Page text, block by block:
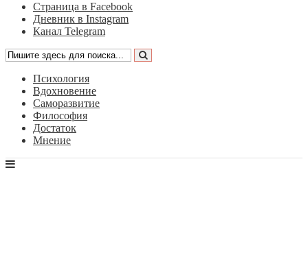
Страница в Facebook
Дневник в Instagram
Канал Telegram
Психология
Вдохновение
Саморазвитие
Философия
Достаток
Мнение